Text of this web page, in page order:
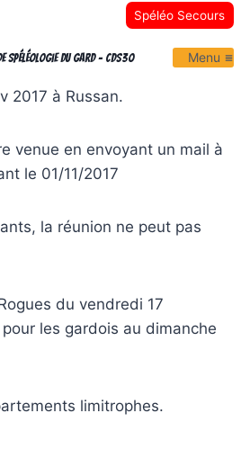
Spéléo Secours
Spéléologie du Gard - CDS30 Menu
2017 à Russan.
venue en envoyant un mail à
le 01/11/2017
la réunion ne peut pas
du vendredi 17
les gardois au dimanche
limitrophes.